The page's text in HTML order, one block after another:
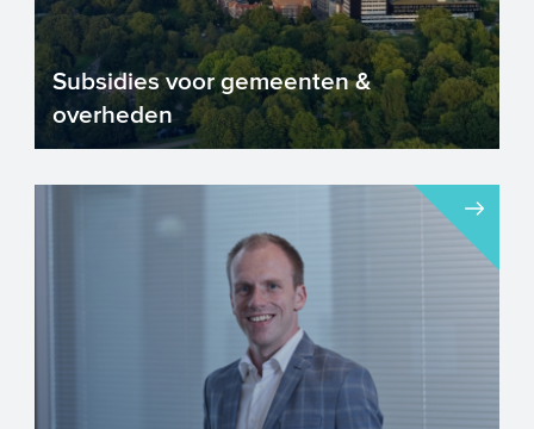
Subsidies voor gemeenten &
overheden
waterschappen staan voor grote
opgaven. Thema’s zijn bijvoorbeeld het...